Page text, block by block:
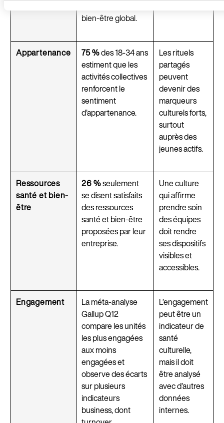
bien-être global.
Appartenance 75 %des 18-34 ans
estiment que les
activités collectives
renforcent le
sentiment
d’appartenance.
Les rituels
partagés
peuvent
devenir des
marqueurs
culturels forts,
surtout
auprès des
jeunes actifs.
Ressources
santé et bien-
être
26 %seulement
se disent satisfaits
des ressources
santé et bien-être
proposées par leur
entreprise.
Une culture
qui affirme
prendre soin
des équipes
doit rendre
ses dispositifs
visibles et
accessibles.
Engagement
La méta-analyse
Gallup Q12
compare les unités
les plus engagées
aux moins
engagées et
observe des écarts
sur plusieurs
indicateurs
business, dont
L’engagement
peut être un
indicateur de
santé
culturelle,
mais il doit
être analysé
avec d’autres
données
internes.